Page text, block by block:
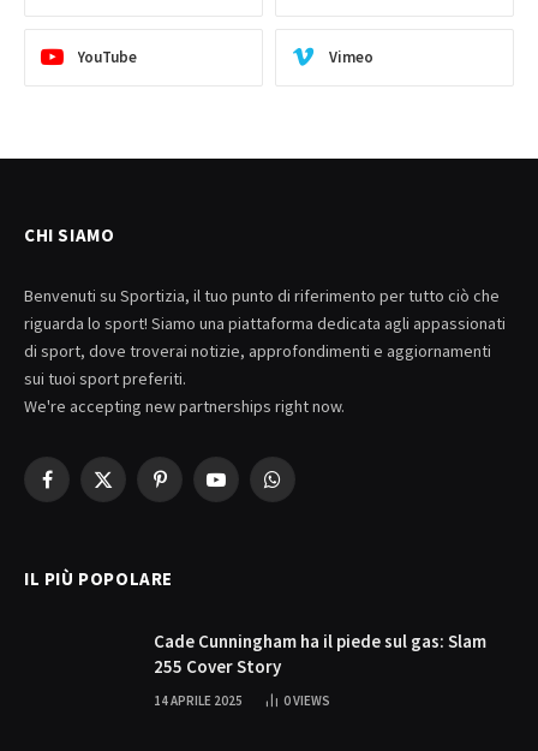
YouTube Vimeo
CHI SIAMO
Benvenuti su Sportizia, il tuo punto di riferimento per tutto ciò che
riguarda lo sport! Siamo una piattaforma dedicata agli appassionati
di sport, dove troverai notizie, approfondimenti e aggiornamenti
sui tuoi sport preferiti.
We're accepting new partnerships right now.
Facebook
X
PinterestYouTubeWhatsApp
IL PIÙ POPOLARE
Cade Cunningham ha il piede sul gas: Slam
255 Cover Story
14 APRILE 2025 0VIEWS